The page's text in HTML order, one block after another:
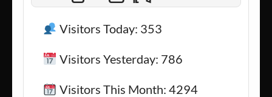
Visitors Today: 353
Visitors Yesterday: 786
Visitors This Month: 4294